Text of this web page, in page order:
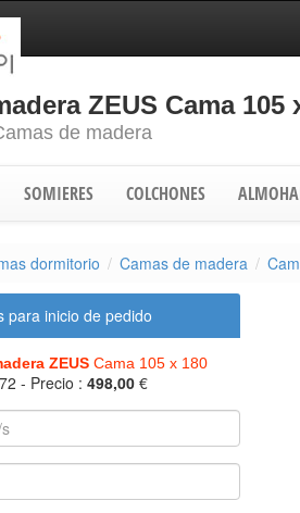
ZEUS Cama 105
de madera
SOMIERES COLCHONES
dormitorio Camas de madera
para inicio de pedido
ZEUS Cama 105 x 180
- Precio : 498,00 €